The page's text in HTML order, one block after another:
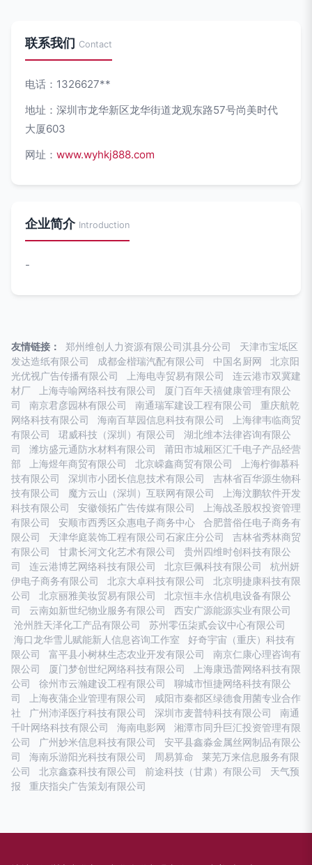
联系我们 Contact
电话：1326627**
地址：深圳市龙华新区龙华街道龙观东路57号尚美时代
大厦603
网址： www.wyhkj888.com
企业简介 Introduction
-
友情链接： 郑州维创人力资源有限公司淇县分公司
天津市宝坻区
发达造纸有限公司
成都金楷瑞汽配有限公司 中国名厨网
北京阳
光优视广告传播有限公司
上海电寺贸易有限公司
连云港市双冀建
材厂
上海寺喻网络科技有限公司
厦门百年天禧健康管理有限公
司
南京君彦园林有限公司 南通瑞军建设工程有限公司
重庆航乾
网络科技有限公司
海南百草园信息科技有限公司
上海律韦临商贸
有限公司
珺威科技（深圳）有限公司
湖北维本法律咨询有限公
司
潍坊盛元通防水材料有限公司
莆田市城厢区汇千电子产品经营
部
上海煜年商贸有限公司 北京嵘鑫商贸有限公司
上海柠御慕科
技有限公司
深圳市小团长信息技术有限公司
吉林省百华源生物科
技有限公司
魔方云山（深圳）互联网有限公司
上海汶鹏软件开发
科技有限公司
安徽领拓广告传媒有限公司
上海战圣股权投资管理
有限公司
安顺市西秀区众惠电子商务中心
合肥普俗任电子商务有
限公司
天津华庭装饰工程有限公司石家庄分公司
吉林省秀林商贸
有限公司
甘肃长河文化艺术有限公司
贵州四维时创科技有限公
司
连云港博艺网络科技有限公司 北京巨佩科技有限公司
杭州妍
伊电子商务有限公司
北京大卓科技有限公司
北京明捷康科技有限
公司
北京丽雅美妆贸易有限公司
北京恒丰永信机电设备有限公
司
云南如新世纪物业服务有限公司
西安广源能源实业有限公司
沧州胜天泽化工产品有限公司
苏州零伍柒贰会议中心有限公司
海口龙华雪儿赋能新人信息咨询工作室
好奇宇宙（重庆）科技有
限公司
富平县小树林生态农业开发有限公司
南京仁康心理咨询有
限公司
厦门梦创世纪网络科技有限公司
上海康迅蕾网络科技有限
公司
徐州市云瀚建设工程有限公司
聊城市恒捷网络科技有限公
司
上海夜蒲企业管理有限公司
咸阳市秦都区绿德食用菌专业合作
社
广州沛泽医疗科技有限公司 深圳市麦普特科技有限公司
南通
千叶网络科技有限公司
海南电影网
湘潭市同升巨汇投资管理有限
公司
广州妙米信息科技有限公司
安平县鑫淼金属丝网制品有限公
司
海南乐游阳光科技有限公司 周易算命
莱芜万来信息服务有限
公司
北京鑫森科技有限公司 前途科技（甘肃）有限公司
天气预
报
重庆指尖广告策划有限公司